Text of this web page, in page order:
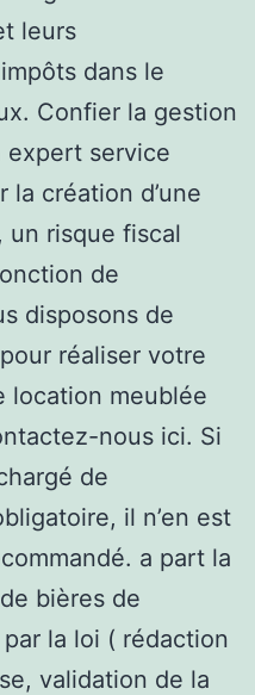
leurs
dans le
Confier la gestion
expert service
la création d’une
un risque fiscal
de
disposons de
réaliser votre
location meublée
nous ici. Si
de
il n’en est
a part la
bières de
la loi ( rédaction
validation de la